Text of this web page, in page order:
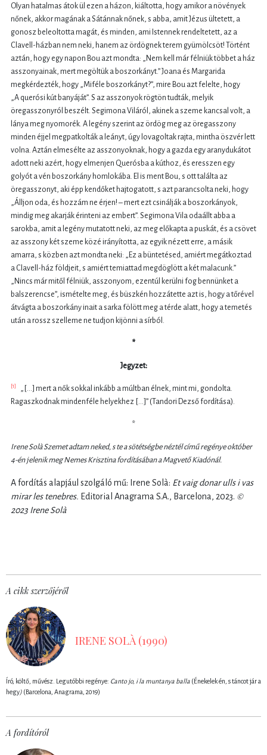
Olyan hatalmas átok ül ezen a házon, kiáltotta, hogy amikor a növények
nőnek, akkor magának a Sátánnak nőnek, s abba, amit Jézus ültetett, a
gonosz beleoltotta magát, és minden, ami Istennek rendeltetett, az a
Clavell-házban nem neki, hanem az ördögnek terem gyümölcsöt! Történt
aztán, hogy egy napon Bou azt mondta: „Nem kell már félniük többet a ház
asszonyainak, mert megöltük a boszorkányt.” Joana és Margarida
megkérdezték, hogy „Miféle boszorkányt?”, mire Bou azt felelte, hogy
„A querósi kút banyáját”. S az asszonyok rögtön tudták, melyik
öregasszonyról beszélt. Segimona Viláról, akinek a szeme kancsal volt, a
lánya meg nyomorék. A legény szerint az ördög meg az öregasszony
minden éjjel megpatkolták a leányt, úgy lovagoltak rajta, mintha öszvér lett
volna. Aztán elmesélte az asszonyoknak, hogy a gazda egy aranydukátot
adott neki azért, hogy elmenjen Querósba a kúthoz, és eresszen egy
golyót a vén boszorkány homlokába. El is ment Bou, s ott találta az
öregasszonyt, aki épp kendőket hajtogatott, s azt parancsolta neki, hogy
„Álljon oda, és hozzám ne érjen! – mert ezt csinálják a boszorkányok,
mindig meg akarják érinteni az embert”. Segimona Vila odaállt abba a
sarokba, amit a legény mutatott neki, az meg előkapta a puskát, és a csövet
az asszony két szeme közé irányította, az egyik nézett erre, a másik
amarra, s közben azt mondta neki: „Ez a büntetésed, amiért megátkoztad
a Clavell-ház földjeit, s amiért temiattad megdöglött a két malacunk.”
„Nincs már mitől félniük, asszonyom, ezentúl kerülni fog bennünket a
balszerencse”, ismételte meg, és büszkén hozzátette azt is, hogy a tőrével
átvágta a boszorkány inait a sarka fölött meg a térde alatt, hogy a temetés
után a rossz szelleme ne tudjon kijönni a sírból.
*
Jegyzet:
[1]
„[…] mert a nők sokkal inkább a múltban élnek, mint mi, gondolta.
Ragaszkodnak mindenféle helyekhez […]” (Tandori Dezső fordítása).
*
Irene Solà Szemet adtam neked, s te a sötétségbe néztél című regénye október
4-én jelenik meg Nemes Krisztina fordításában a Magvető Kiadónál.
A fordítás alapjául szolgáló mű: Irene Solà: Et vaig donar ulls i vas
mirar les tenebres. Editorial Anagrama S.A., Barcelona, 2023. ©
2023 Irene Solà
A cikk szerzőjéről
IRENE SOLÀ (1990)
Író, költő, művész. Legutóbbi regénye: Canto jo, i la muntanya balla (Énekelek én, s táncot jár a
hegy) (Barcelona, Anagrama, 2019)
A fordítóról